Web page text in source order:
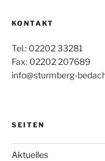
KONTAKT
Tel.: 02202 33281
Fax: 02202 207689
info@sturmberg-
SEITEN
Aktuelles